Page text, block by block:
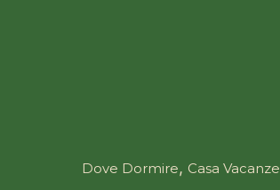
Dove Dormire, Casa Vacanze